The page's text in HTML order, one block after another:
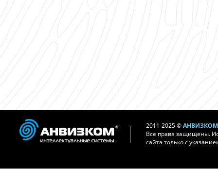
2011-2025 ©
Все права защищены.
сайта только с